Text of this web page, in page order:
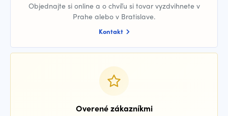
Objednajte si online a o chvíľu si tovar vyzdvihnete v
Prahe alebo v Bratislave.
Kontakt
Overené zákazníkmi